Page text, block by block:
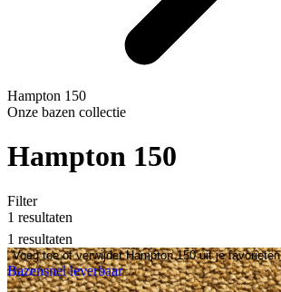
Hampton 150
Onze bazen collectie
Hampton 150
Filter
1 resultaten
1 resultaten
Voeg toe of verwijder Hampton 150 uit je favorieten
Bazensnel leverbaar